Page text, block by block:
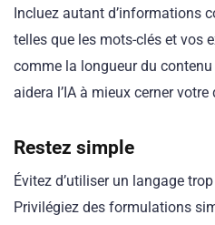
Incluez autant d’informations
telles que les mots-clés et vos
comme la longueur du
aidera l’IA à mieux cerner votre
Restez simple
Évitez d’utiliser un langage
Privilégiez des formulations